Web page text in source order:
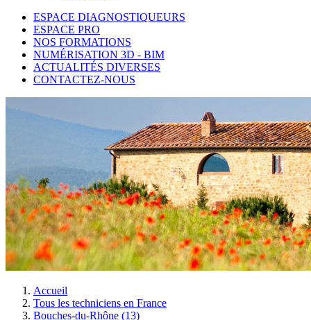
ESPACE DIAGNOSTIQUEURS
ESPACE PRO
NOS FORMATIONS
NUMÉRISATION 3D - BIM
ACTUALITÉS DIVERSES
CONTACTEZ-NOUS
Accueil
Tous les techniciens en France
Bouches-du-Rhône (13)